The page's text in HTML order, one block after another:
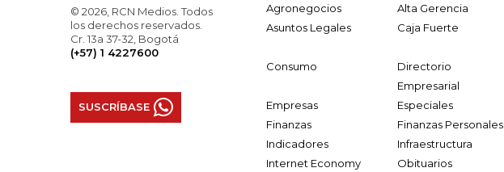
© 2026, RCN Medios. Todos
los derechos reservados.
Cr. 13a 37-32, Bogotá
(+57) 1 4227600
SUSCRÍBASE
Agronegocios Alta Gerencia
Asuntos Legales
Caja Fuerte
Consumo
Directorio
Empresarial
Empresas Especiales
Finanzas
Finanzas Personales
Indicadores
Infraestructura
Internet Economy
Obituarios